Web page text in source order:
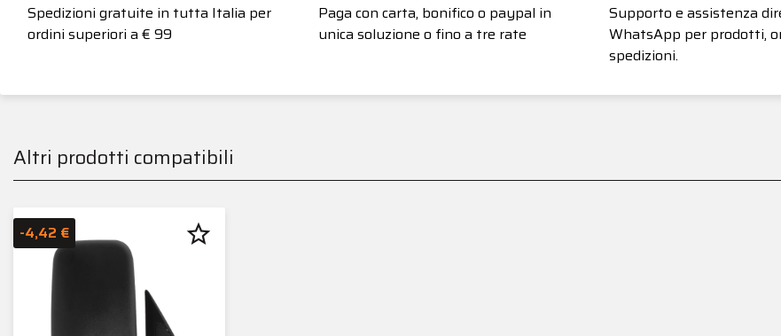
Spedizioni gratuite in tutta Italia per
ordini superiori a € 99
Paga con carta, bonifico o paypal in
unica soluzione o fino a tre rate
Supporto e assistenza
WhatsApp per prodotti,
spedizioni.
Altri prodotti compatibili
-4,42 € star_border